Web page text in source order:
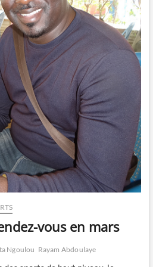
vous en mars
Ngoulou Rayam Abdoulaye